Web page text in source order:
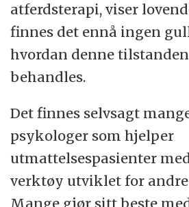
atferdsterapi, viser
finnes det ennå ingen
hvordan denne
behandles.
Det finnes selvsagt
psykologer som hjelper
utmattelsespasienter
verktøy utviklet for
Mange gjør sitt beste